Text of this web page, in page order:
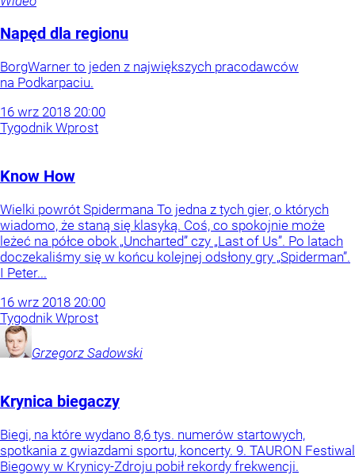
Napęd dla regionu
BorgWarner to jeden z największych pracodawców
na Podkarpaciu.
16 wrz 2018 20:00
Tygodnik Wprost
Know How
Wielki powrót Spidermana To jedna z tych gier, o których
wiadomo, że staną się klasyką. Coś, co spokojnie może
leżeć na półce obok „Uncharted” czy „Last of Us”. Po latach
doczekaliśmy się w końcu kolejnej odsłony gry „Spiderman”.
I Peter...
16 wrz 2018 20:00
Tygodnik Wprost
Grzegorz Sadowski
Krynica biegaczy
Biegi, na które wydano 8,6 tys. numerów startowych,
spotkania z gwiazdami sportu, koncerty. 9. TAURON Festiwal
Biegowy w Krynicy-Zdroju pobił rekordy frekwencji.